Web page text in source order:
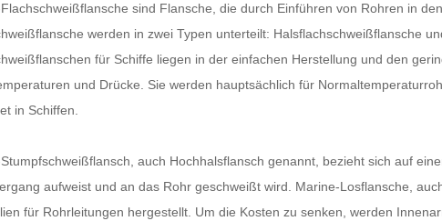
sind Flansche, die durch Einführen von Rohren in
werden in zwei Typen unterteilt: Halsflachschweißflansche
für Schiffe liegen in der einfachen Herstellung und den
und Drücke. Sie werden hauptsächlich für
in Schiffen.
auch Hochhalsflansch genannt, bezieht sich auf
aufweist und an das Rohr geschweißt wird. Marine-Losflansche,
für Rohrleitungen hergestellt. Um die Kosten zu senken, werden